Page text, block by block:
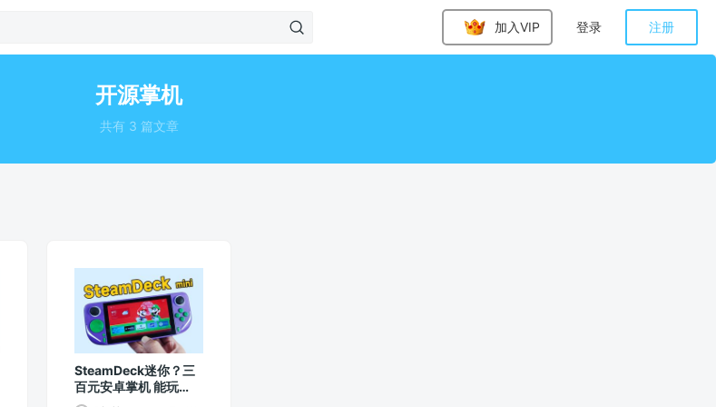
加入VIP 登录 注册
开源掌机
共有 3 篇文章
SteamDeck迷你？三
百元安卓掌机 能玩
Switch游戏